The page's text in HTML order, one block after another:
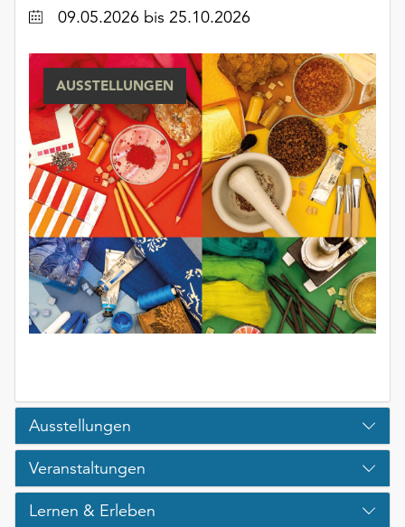
Datum09.05.2026 bis 25.10.2026
AUSSTELLUNGEN
Ausstellungen
Veranstaltungen
Lernen & Erleben